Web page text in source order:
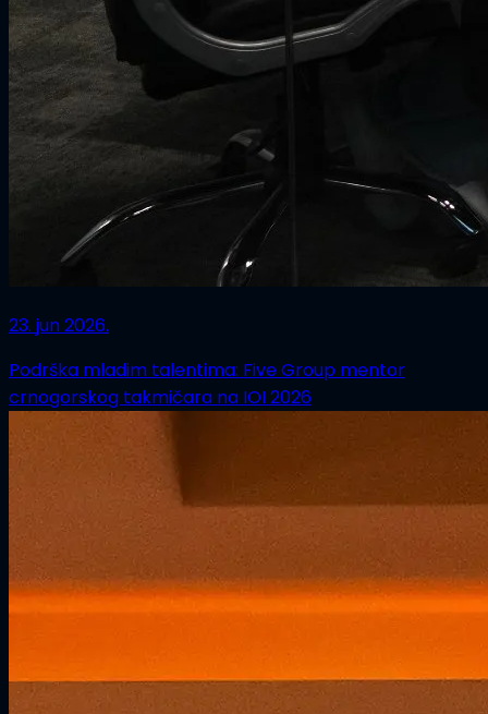
23. jun 2026.
Podrška mladim talentima: Five Group mentor
crnogorskog takmičara na IOI 2026